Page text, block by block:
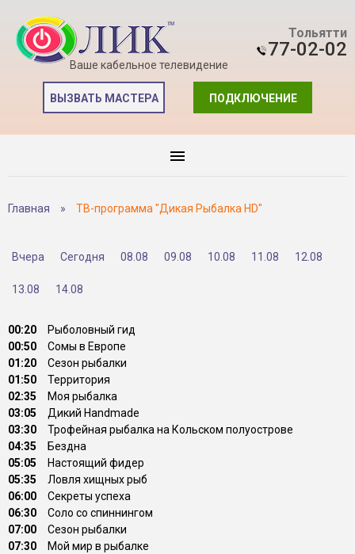
Ваше кабельное телевидение
Тольятти
77-02-02
ПОДКЛЮЧЕНИЕ
ВЫЗВАТЬ МАСТЕРА
Главная » ТВ-программа "Дикая Рыбалка HD"
Вчера Сегодня 08.08 09.08 10.08 11.08 12.08
13.08 14.08
00:20
Рыболовный гид
00:50
Сомы в Европе
01:20
Сезон рыбалки
01:50
Территория
02:35
Моя рыбалка
03:05
Дикий Handmade
03:30
Трофейная рыбалка на Кольском полуострове
04:35
Бездна
05:05
Настоящий фидер
05:35
Ловля хищных рыб
06:00
Секреты успеха
06:30
Соло со спиннингом
07:00
Сезон рыбалки
07:30
Мой мир в рыбалке